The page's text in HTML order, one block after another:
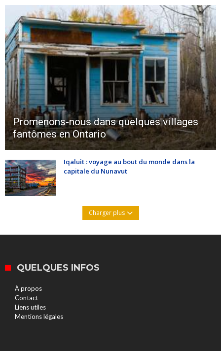
Promenons-nous dans quelques villages
fantômes en Ontario
Iqaluit : voyage au bout du monde dans la
capitale du Nunavut
Charger plus
QUELQUES INFOS
À propos
Contact
Liens utiles
Mentions légales